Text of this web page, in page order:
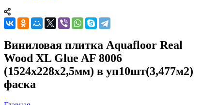
Виниловая плитка Aquafloor Real
Wood XL Glue AF 8006
(1524х228х2,5мм) в уп10шт(3,477м2)
фаска